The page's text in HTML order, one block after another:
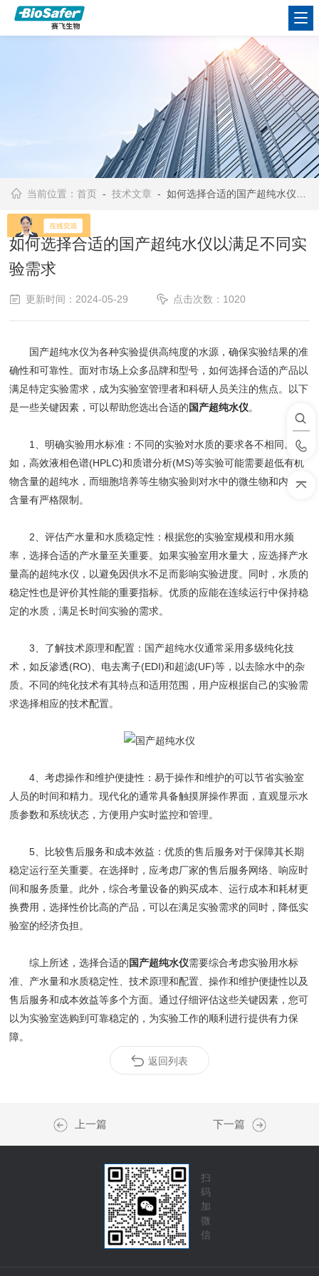
当前位置：首页 -技术文章 - 如何选择合适的国产超纯水仪以满足不同实验需求
如何选择合适的国产超纯水仪以满足不同实
验需求
更新时间：2024-05-29 点击次数：1020
国产超纯水仪为各种实验提供高纯度的水源，确保实验结果的准
确性和可靠性。面对市场上众多品牌和型号，如何选择合适的产品以
满足特定实验需求，成为实验室管理者和科研人员关注的焦点。以下
是一些关键因素，可以帮助您选出合适的国产超纯水仪。
1、明确实验用水标准：不同的实验对水质的要求各不相同。例
如，高效液相色谱(HPLC)和质谱分析(MS)等实验可能需要超低有机
物含量的超纯水，而细胞培养等生物实验则对水中的微生物和内毒素
含量有严格限制。
2、评估产水量和水质稳定性：根据您的实验室规模和用水频
率，选择合适的产水量至关重要。如果实验室用水量大，应选择产水
量高的超纯水仪，以避免因供水不足而影响实验进度。同时，水质的
稳定性也是评价其性能的重要指标。优质的应能在连续运行中保持稳
定的水质，满足长时间实验的需求。
3、了解技术原理和配置：国产超纯水仪通常采用多级纯化技
术，如反渗透(RO)、电去离子(EDI)和超滤(UF)等，以去除水中的杂
质。不同的纯化技术有其特点和适用范围，用户应根据自己的实验需
求选择相应的技术配置。
4、考虑操作和维护便捷性：易于操作和维护的可以节省实验室
人员的时间和精力。现代化的通常具备触摸屏操作界面，直观显示水
质参数和系统状态，方便用户实时监控和管理。
5、比较售后服务和成本效益：优质的售后服务对于保障其长期
稳定运行至关重要。在选择时，应考虑厂家的售后服务网络、响应时
间和服务质量。此外，综合考量设备的购买成本、运行成本和耗材更
换费用，选择性价比高的产品，可以在满足实验需求的同时，降低实
验室的经济负担。
综上所述，选择合适的国产超纯水仪需要综合考虑实验用水标
准、产水量和水质稳定性、技术原理和配置、操作和维护便捷性以及
售后服务和成本效益等多个方面。通过仔细评估这些关键因素，您可
以为实验室选购到可靠稳定的，为实验工作的顺利进行提供有力保
障。
返回列表
上一篇 下一篇
扫
码
加
微
信